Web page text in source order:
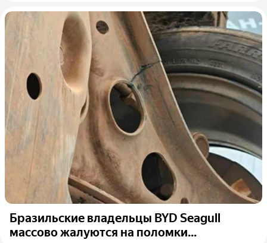
Бразильские владельцы BYD Seagull
массово жалуются на поломки...